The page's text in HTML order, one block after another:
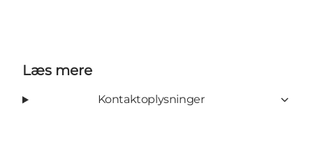
Læs mere
Kontaktoplysninger